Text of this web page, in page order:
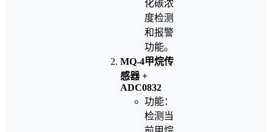
化碳浓
度检测
和报警
功能。
MQ-4甲烷传
感器 +
ADC0832
功能：
检测当